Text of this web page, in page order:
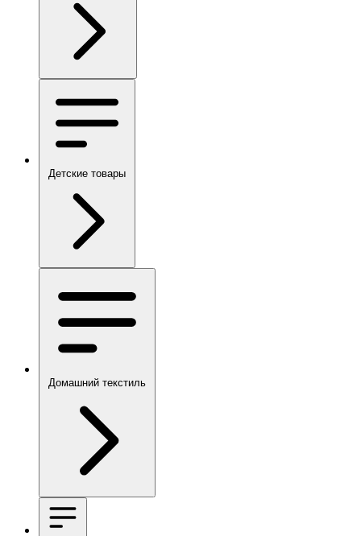
Детские товары
Домашний текстиль